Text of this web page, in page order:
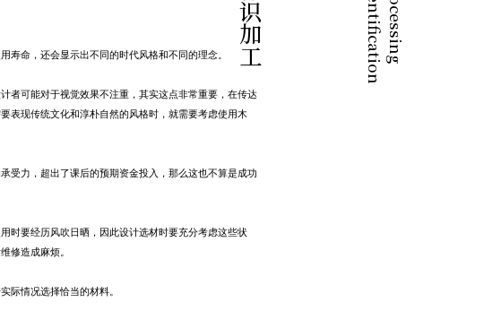
寿命，还会显示出不同的时代风格和不同的理念。
者可能对于视觉效果不注重，其实这点非常重要，在传达
表现传统文化和淳朴自然的风格时，就需要考虑使用木
受力，超出了课后的预期资金投入，那么这也不算是成功
时要经历风吹日晒，因此设计选材时要充分考虑这些状
修造成麻烦。
际情况选择恰当的材料。
标识加工 I
d
e
n
t
i
f
i
c
a
t
i
o
n
P
r
o
c
e
s
s
i
ng